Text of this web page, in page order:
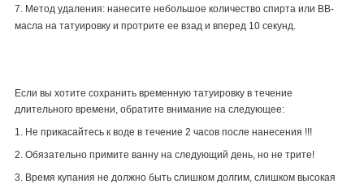
7. Метод удаления: нанесите небольшое количество спирта или BB-
масла на татуировку и протрите ее взад и вперед 10 секунд.
Если вы хотите сохранить временную татуировку в течение
длительного времени, обратите внимание на следующее:
1. Не прикасайтесь к воде в течение 2 часов после нанесения !!!
2. Обязательно примите ванну на следующий день, но не трите!
3. Время купания не должно быть слишком долгим, слишком высокая